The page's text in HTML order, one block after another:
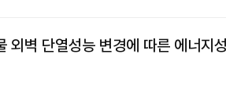
외벽 단열성능 변경에 따른 에너지